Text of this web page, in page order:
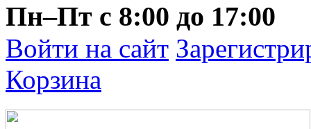
Пн–Пт с 8:00 до 17:00
Войти на сайт
Корзина